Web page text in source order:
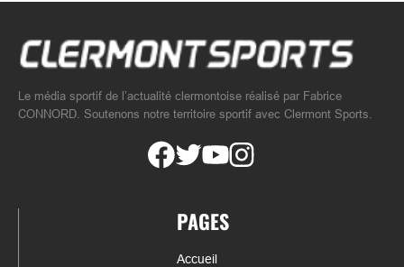
Le média sportif de l’actualité clermontoise réalisé par Fabrice
CONNORD. Soutenons notre territoire sportif avec Clermont Sports.
PAGES
Accueil